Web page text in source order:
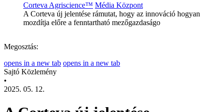
Corteva Agriscience™ Média Központ
A Corteva új jelentése rámutat, hogy az innováció hogyan
mozdítja előre a fenntartható mezőgazdaságo
Megosztás:
opens in a new tab opens in a new tab
Sajtó Közlemény
•
2025. 05. 12.